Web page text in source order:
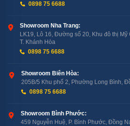
0898 75 6688
Showroom Nha Trang:
LK19, Lô 16, Đường số 20, Khu đô thị
T. Khánh Hòa
0898 75 6688
Showroom Biên Hòa:
205B/5 Khu phố 2, Phường Long Bình,
0898 75 6688
Showroom Bình Phước:
459 Nguyễn Huệ, P. Bình Phước, Đồng